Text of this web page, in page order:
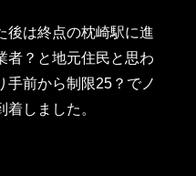
後は終点の枕崎駅に進
者？と地元住民と思わ
手前から制限25？でノ
しました。